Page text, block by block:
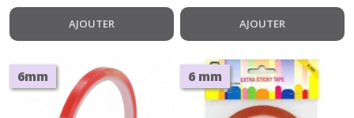
AJOUTER AJOUTER
6mm 6 mm